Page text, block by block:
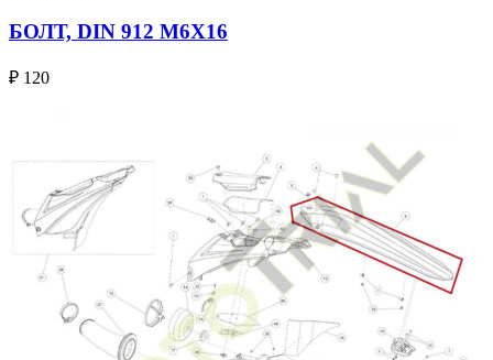
БОЛТ, DIN 912 M6X16
₽ 120